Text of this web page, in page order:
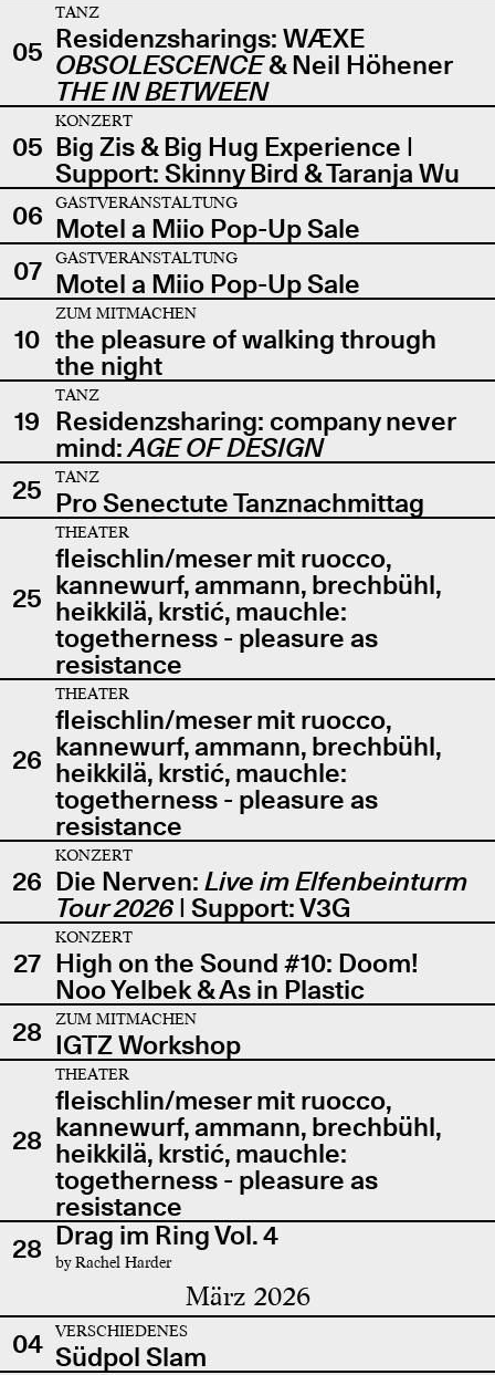
05
TANZ
Residenzsharings: WÆXE
OBSOLESCENCE& Neil Höhener
THE IN BETWEEN
05
KONZERT
Big Zis & Big Hug Experience |
Support: Skinny Bird & Taranja Wu
06
GASTVERANSTALTUNG
Motel a Miio Pop-Up Sale
07
GASTVERANSTALTUNG
Motel a Miio Pop-Up Sale
10
ZUM MITMACHEN
the pleasure of walking through
the night
19
TANZ
Residenzsharing: company never
mind:AGE OF DESIGN
25
TANZ
Pro Senectute Tanznachmittag
25
THEATER
fleischlin/meser mit ruocco,
kannewurf, ammann, brechbühl,
heikkilä, krstić, mauchle:
togetherness - pleasure as
resistance
26
THEATER
fleischlin/meser mit ruocco,
kannewurf, ammann, brechbühl,
heikkilä, krstić, mauchle:
togetherness - pleasure as
resistance
26
KONZERT
Die Nerven: Live im Elfenbeinturm
Tour 2026| Support: V3G
27
KONZERT
High on the Sound #10: Doom!
Noo Yelbek & As in Plastic
28
ZUM MITMACHEN
IGTZ Workshop
28
THEATER
fleischlin/meser mit ruocco,
kannewurf, ammann, brechbühl,
heikkilä, krstić, mauchle:
togetherness - pleasure as
resistance
28 Drag im Ring Vol. 4
by Rachel Harder
März 2026
04 VERSCHIEDENES
Südpol Slam